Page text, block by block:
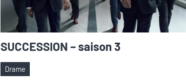
SUCCESSION – saison 3
Étiquettes
Drame